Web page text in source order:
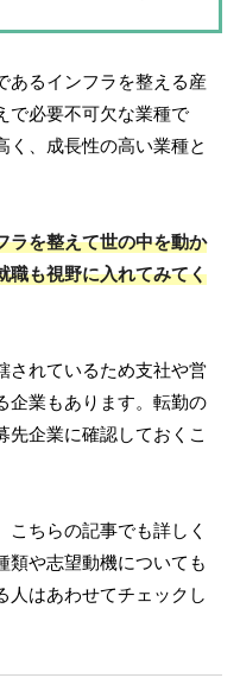
あるインフラを整える産
で必要不可欠な業種で
く、成長性の高い業種と
ラを整えて世の中を動か
職も視野に入れてみてく
されているため支社や営
企業もあります。転勤の
先企業に確認しておくこ
ちらの記事でも詳しく
類や志望動機についても
人はあわせてチェックし